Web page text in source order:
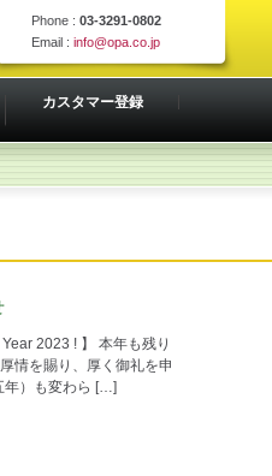
Phone : 03-3291-0802
Email : info@opa.co.jp
カスタマー登録
2023 ! 】 本年も残り
情を賜り、厚く御礼を申
年）も変わら […]